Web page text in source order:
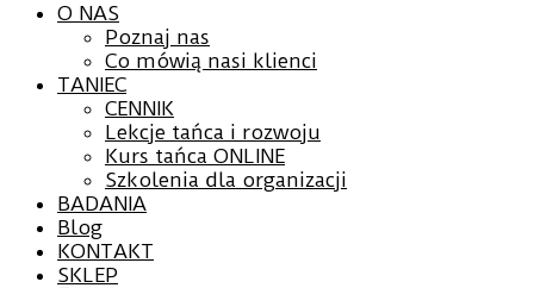
O NAS
Poznaj nas
Co mówią nasi klienci
TANIEC
CENNIK
Lekcje tańca i rozwoju
Kurs tańca ONLINE
Szkolenia dla organizacji
BADANIA
Blog
KONTAKT
SKLEP